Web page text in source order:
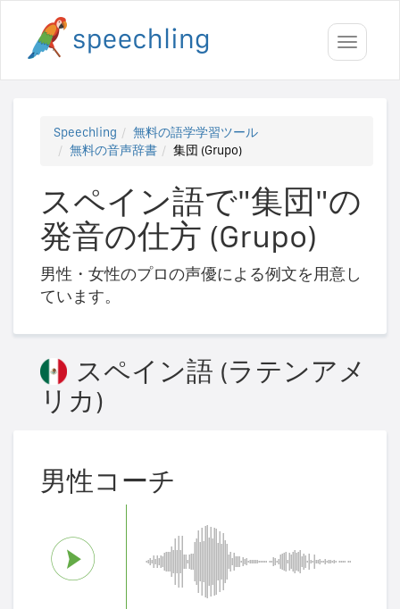
Toggle
Speechling
無料の語学学習ツール
無料の音声辞書
集団 (Grupo)
スペイン語で"集団"の
発音の仕方 (Grupo)
男性・女性のプロの声優による例文を用意し
ています。
スペイン語 (ラテンアメ
リカ)
男性コーチ